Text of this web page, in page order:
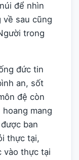
để nhìn
về sau cũng
trong
đức tin
an, sốt
đệ còn
mang
ban
thực tại,
vào thực tại